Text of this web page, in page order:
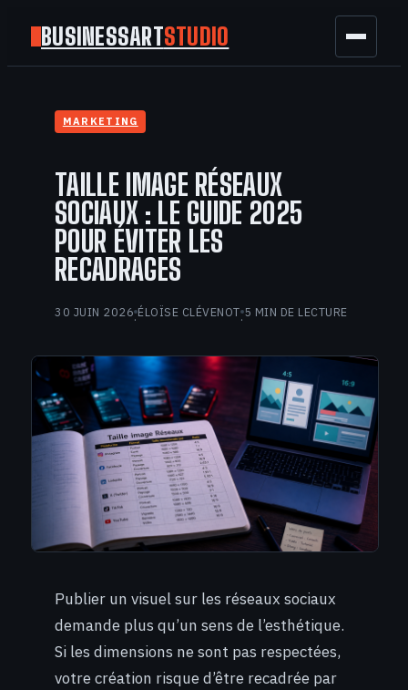
BUSINESSARTSTUDIO
FINANCE
TECH
MARKETING
TAILLE IMAGE RÉSEAUX
SOCIAUX : LE GUIDE 2025
POUR ÉVITER LES
RECADRAGES
30 JUIN 2026·ÉLOÏSE CLÉVENOT·5 MIN DE LECTURE
Publier un visuel sur les réseaux sociaux
demande plus qu’un sens de l’esthétique.
Si les dimensions ne sont pas respectées,
votre création risque d’être recadrée par